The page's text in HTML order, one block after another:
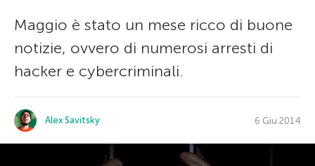
Maggio è stato un mese ricco di buone
notizie, ovvero di numerosi arresti di
hacker e cybercriminali.
Alex Savitsky 6 Giu 2014